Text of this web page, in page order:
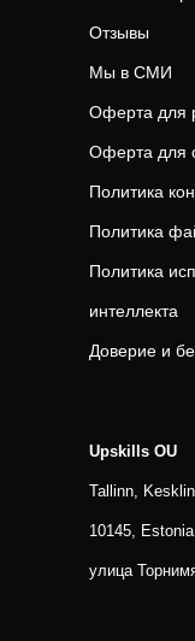
Отзывы
Мы в СМИ
Оферта для
Оферта для
Политика
Политика
Политика
интеллекта
Доверие и
Upskills OU
Tallinn,
10145,
улица